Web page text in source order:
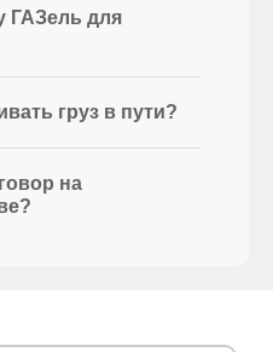
ГАЗель для
груз в пути?
на